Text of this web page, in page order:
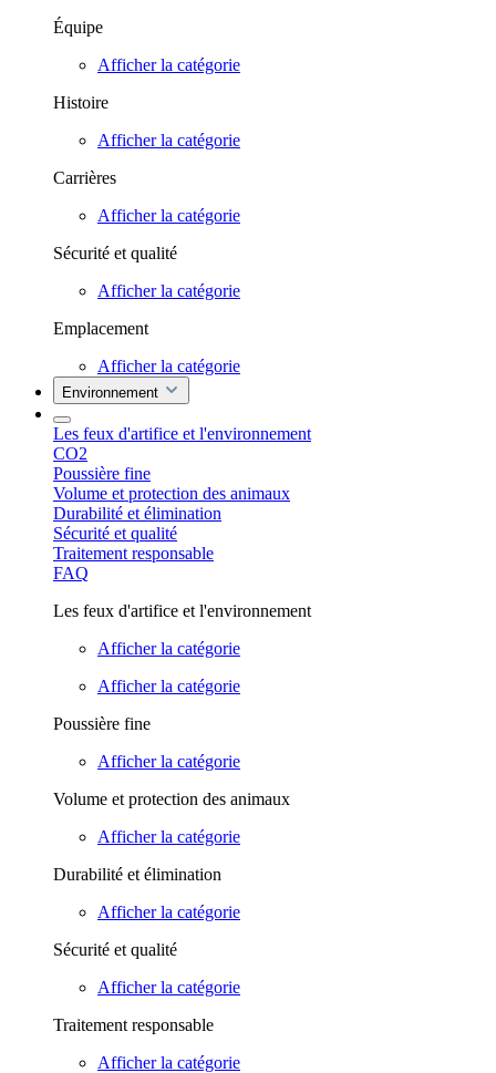
Équipe
Afficher la catégorie
Histoire
Afficher la catégorie
Carrières
Afficher la catégorie
Sécurité et qualité
Afficher la catégorie
Emplacement
Afficher la catégorie
Environnement
Les feux d'artifice et l'environnement
CO2
Poussière fine
Volume et protection des animaux
Durabilité et élimination
Sécurité et qualité
Traitement responsable
FAQ
Les feux d'artifice et l'environnement
Afficher la catégorie
Afficher la catégorie
Poussière fine
Afficher la catégorie
Volume et protection des animaux
Afficher la catégorie
Durabilité et élimination
Afficher la catégorie
Sécurité et qualité
Afficher la catégorie
Traitement responsable
Afficher la catégorie